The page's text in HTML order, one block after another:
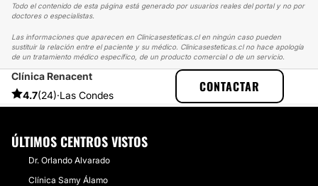
Todo el contenido de esta página está generado por usuarios reales del portal y no por
doctores o especialistas.
Las informaciones que aparecen en Clinicasesteticas.cl en ningún caso pueden
sustituir la relación entre el paciente y su médico. Clinicasesteticas.cl no hace apología
de un tratamiento médico específico, de un producto comercial o de un servicio.
Clínica Renacent
4.7(24)·Las Condes
CONTACTAR
CLINICASESTETICAS
EXPERIENCIAS SOBRE LIPOESCULTURA
NO ERA TAN MINI LIPO
ÚLTIMOS CENTROS VISTOS
Dr. Orlando Alvarado
Clínica Samy Álamo